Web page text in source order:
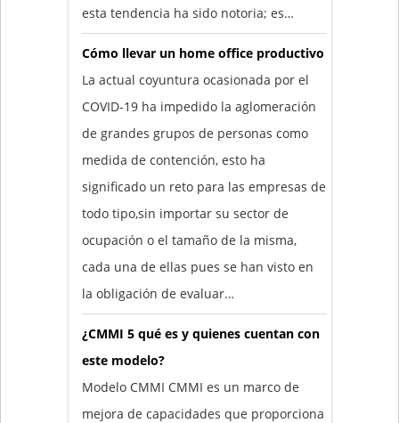
esta tendencia ha sido notoria; es…
Cómo llevar un home office productivo
La actual coyuntura ocasionada por el
COVID-19 ha impedido la aglomeración
de grandes grupos de personas como
medida de contención, esto ha
significado un reto para las empresas de
todo tipo,sin importar su sector de
ocupación o el tamaño de la misma,
cada una de ellas pues se han visto en
la obligación de evaluar…
¿CMMI 5 qué es y quienes cuentan con
este modelo?
Modelo CMMI CMMI es un marco de
mejora de capacidades que proporciona